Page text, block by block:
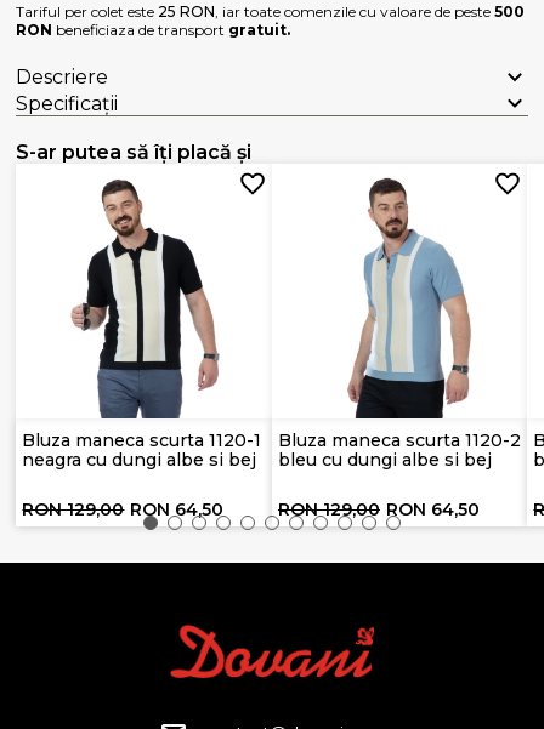
Tariful per colet este 25 RON , iar toate comenzile cu valoare de peste500
RON beneficiaza de transport gratuit.
Descriere
Specificații
S-ar putea să îți placă și
Bluza maneca scurta 1120-1
neagra cu dungi albe si bej
RON 129,00 RON 64,50
Bluza maneca scurta 1120-2
bleu cu dungi albe si bej
RON 129,00 RON 64,50